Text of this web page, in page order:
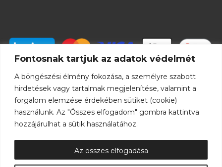
Fontosnak tartjuk az adatok védelmét
A böngészési élmény fokozása, a személyre szabott
hirdetések vagy tartalmak megjelenítése, valamint a
forgalom elemzése érdekében sütiket (cookie)
használunk. Az "Összes elfogadom" gombra kattintva
hozzájárulhat a sütik használatához.
Az összes elfogadása